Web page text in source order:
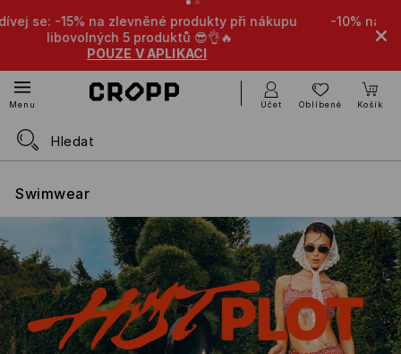
-10% na zlevněné produkty při nákupu libovolných 4
produktů 🤩
POUZE V APLIKACI
Menu Účet Oblíbené Košík
Swimwear